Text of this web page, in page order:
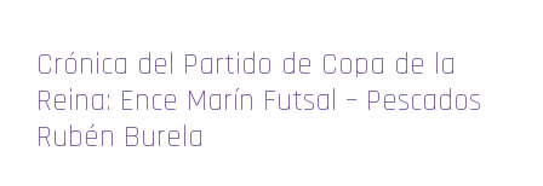
Crónica del Partido de Copa de la
Reina: Ence Marín Futsal – Pescados
Rubén Burela